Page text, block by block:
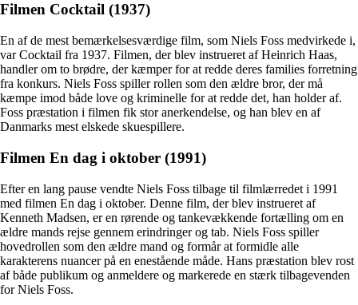
Filmen Cocktail (1937)
En af de mest bemærkelsesværdige film, som Niels Foss medvirkede i,
var Cocktail fra 1937. Filmen, der blev instrueret af Heinrich Haas,
handler om to brødre, der kæmper for at redde deres families forretning
fra konkurs. Niels Foss spiller rollen som den ældre bror, der må
kæmpe imod både love og kriminelle for at redde det, han holder af.
Foss præstation i filmen fik stor anerkendelse, og han blev en af
Danmarks mest elskede skuespillere.
Filmen En dag i oktober (1991)
Efter en lang pause vendte Niels Foss tilbage til filmlærredet i 1991
med filmen En dag i oktober. Denne film, der blev instrueret af
Kenneth Madsen, er en rørende og tankevækkende fortælling om en
ældre mands rejse gennem erindringer og tab. Niels Foss spiller
hovedrollen som den ældre mand og formår at formidle alle
karakterens nuancer på en enestående måde. Hans præstation blev rost
af både publikum og anmeldere og markerede en stærk tilbagevenden
for Niels Foss.